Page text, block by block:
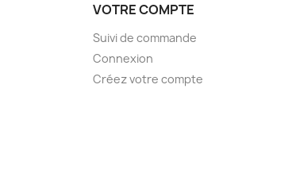
VOTRE COMPTE
Suivi de commande
Connexion
Créez votre compte